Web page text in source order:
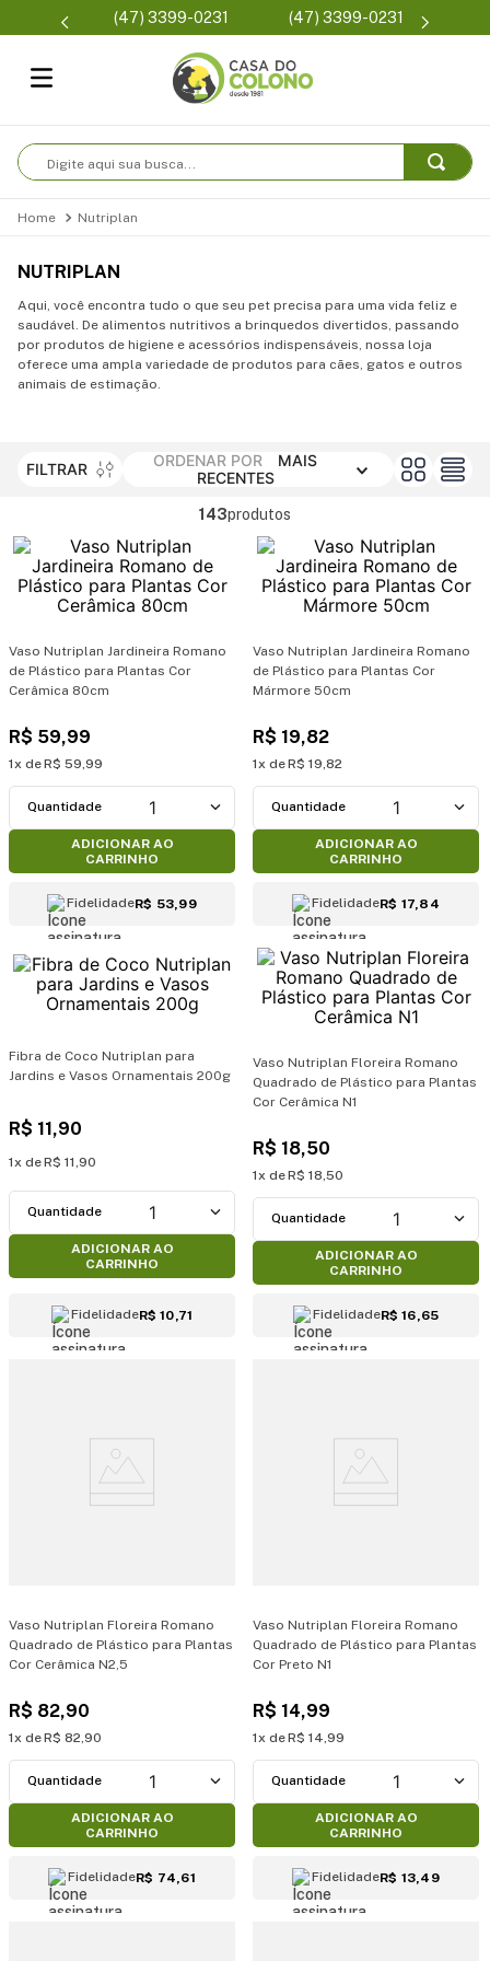
(47) 3399-0231 (47) 3399-0231
Digite aqui sua busca...
Nutriplan
NUTRIPLAN
Aqui, você encontra tudo o que seu pet precisa para uma vida feliz e
saudável. De alimentos nutritivos a brinquedos divertidos, passando
por produtos de higiene e acessórios indispensáveis, nossa loja
oferece uma ampla variedade de produtos para cães, gatos e outros
animais de estimação.
FILTRAR ORDENAR POR
MAIS
RECENTES
143produtos
Vaso Nutriplan Jardineira Romano
de Plástico para Plantas Cor
Cerâmica 80cm
R$ 59,99
1 R$ 59,99
1
ADICIONAR AO
CARRINHO
FidelidadeR$ 53,99
Vaso Nutriplan Jardineira Romano
de Plástico para Plantas Cor
Mármore 50cm
R$ 19,82
1 R$ 19,82
1
ADICIONAR AO
CARRINHO
FidelidadeR$ 17,84
Fibra de Coco Nutriplan para
Jardins e Vasos Ornamentais 200g
R$ 11,90
1 R$ 11,90
1
ADICIONAR AO
CARRINHO
FidelidadeR$ 10,71
Vaso Nutriplan Floreira Romano
Quadrado de Plástico para Plantas
Cor Cerâmica N1
R$ 18,50
1 R$ 18,50
1
ADICIONAR AO
CARRINHO
FidelidadeR$ 16,65
Vaso Nutriplan Floreira Romano
Quadrado de Plástico para Plantas
Cor Cerâmica N2,5
R$ 82,90
1 R$ 82,90
1
ADICIONAR AO
CARRINHO
FidelidadeR$ 74,61
Vaso Nutriplan Floreira Romano
Quadrado de Plástico para Plantas
Cor Preto N1
R$ 14,99
1 R$ 14,99
1
ADICIONAR AO
CARRINHO
FidelidadeR$ 13,49